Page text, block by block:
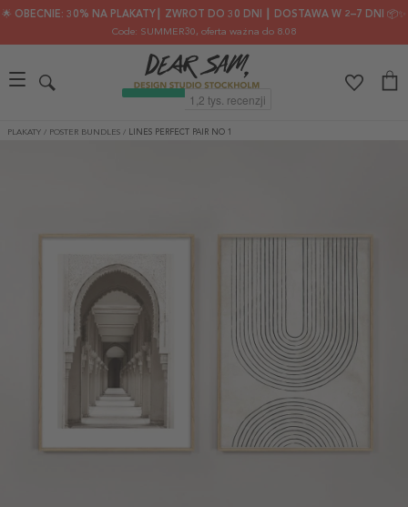
🌟 OBECNIE: 30% NA PLAKATY┃ ZWROT DO 30 DNI ┃ DOSTAWA W 2–7 DNI 📦✨
Code: SUMMER30, oferta ważna do 8.08
PLAKATY / POSTER BUNDLES / LINES PERFECT PAIR NO 1